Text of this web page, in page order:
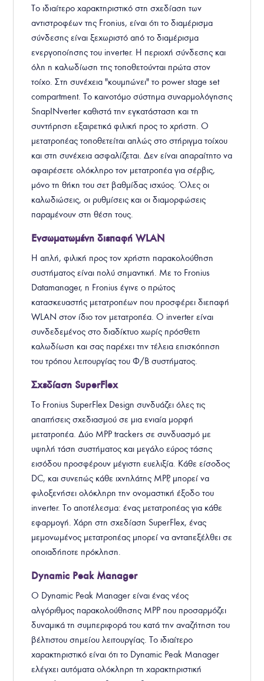
Το ιδιαίτερο χαρακτηριστικό στη σχεδίαση των
αντιστροφέων της Fronius, είναι ότι το διαμέρισμα
σύνδεσης είναι ξεχωριστό από το διαμέρισμα
ενεργοποίησης του inverter. Η περιοχή σύνδεσης και
όλη η καλωδίωση της τοποθετούνται πρώτα στον
τοίχο. Στη συνέχεια "κουμπώνει" το power stage set
compartment. Το καινοτόμο σύστημα συναρμολόγησης
SnapINverter καθιστά την εγκατάσταση και τη
συντήρηση εξαιρετικά φιλική προς το χρήστη. Ο
μετατροπέας τοποθετείται απλώς στο στήριγμα τοίχου
και στη συνέχεια ασφαλίζεται. Δεν είναι απαραίτητο να
αφαιρέσετε ολόκληρο τον μετατροπέα για σέρβις,
μόνο τη θήκη του σετ βαθμίδας ισχύος. Όλες οι
καλωδιώσεις, οι ρυθμίσεις και οι διαμορφώσεις
παραμένουν στη θέση τους.
Ενσωματωμένη διεπαφή WLAN
Η απλή, φιλική προς τον χρήστη παρακολούθηση
συστήματος είναι πολύ σημαντική. Με το Fronius
Datamanager, η Fronius έγινε ο πρώτος
κατασκευαστής μετατροπέων που προσφέρει διεπαφή
WLAN στον ίδιο τον μετατροπέα. Ο inverter είναι
συνδεδεμένος στο διαδίκτυο χωρίς πρόσθετη
καλωδίωση και σας παρέχει την τέλεια επισκόπηση
του τρόπου λειτουργίας του Φ/Β συστήματος.
Σχεδίαση SuperFlex
Το Fronius SuperFlex Design συνδυάζει όλες τις
απαιτήσεις σχεδιασμού σε μια ενιαία μορφή
μετατροπέα. Δύο MPP trackers σε συνδυασμό με
υψηλή τάση συστήματος και μεγάλο εύρος τάσης
εισόδου προσφέρουν μέγιστη ευελιξία. Κάθε είσοδος
DC, και συνεπώς κάθε ιχνηλάτης MPP, μπορεί να
φιλοξενήσει ολόκληρη την ονομαστική έξοδο του
inverter. Το αποτέλεσμα: ένας μετατροπέας για κάθε
εφαρμογή. Χάρη στη σχεδίαση SuperFlex, ένας
μεμονωμένος μετατροπέας μπορεί να ανταπεξέλθει σε
οποιαδήποτε πρόκληση.
Dynamic Peak Manager
Ο Dynamic Peak Manager είναι ένας νέος
αλγόριθμος παρακολούθησης MPP που προσαρμόζει
δυναμικά τη συμπεριφορά του κατά την αναζήτηση του
βέλτιστου σημείου λειτουργίας. Το ιδιαίτερο
χαρακτηριστικό είναι ότι το Dynamic Peak Manager
ελέγχει αυτόματα ολόκληρη τη χαρακτηριστική